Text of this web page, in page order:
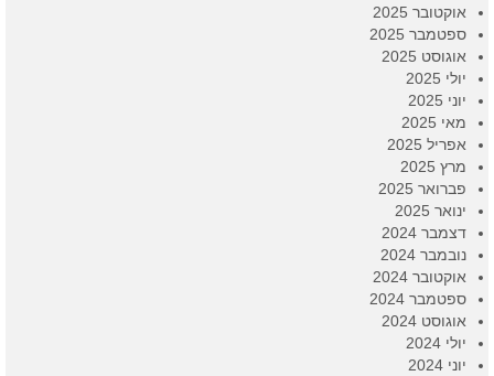
אוקטובר 2025
ספטמבר 2025
אוגוסט 2025
יולי 2025
יוני 2025
מאי 2025
אפריל 2025
מרץ 2025
פברואר 2025
ינואר 2025
דצמבר 2024
נובמבר 2024
אוקטובר 2024
ספטמבר 2024
אוגוסט 2024
יולי 2024
יוני 2024